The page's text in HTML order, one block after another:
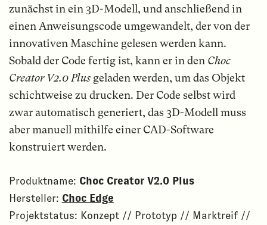
zunächst in ein 3D-Modell, und anschließend in
einen Anweisungscode umgewandelt, der von der
innovativen Maschine gelesen werden kann.
Sobald der Code fertig ist, kann er in denChoc
Creator V2.0 Plusgeladen werden, um das Objekt
schichtweise zu drucken. Der Code selbst wird
zwar automatisch generiert, das 3D-Modell muss
aber manuell mithilfe einer CAD-Software
konstruiert werden.
Produktname: Choc Creator V2.0 Plus
Hersteller: Choc Edge
Projektstatus: Konzept // Prototyp // Marktreif //